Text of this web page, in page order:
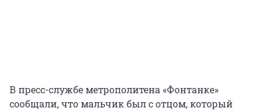
В пресс-службе метрополитена «Фонтанке»
сообщали, что мальчик был с отцом, который